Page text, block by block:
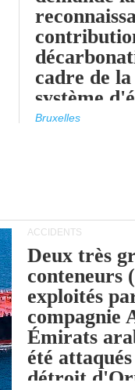
cadre de
système
quotas
Bruxelles
ACCIDENTS
Deux très
conteneurs
exploités
compagnie
Émirats
été
détroit